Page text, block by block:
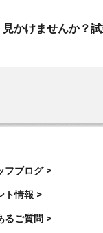
かけませんか？
フブログ >
ト情報 >
るご質問 >